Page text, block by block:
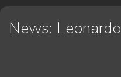
News: Leonardo